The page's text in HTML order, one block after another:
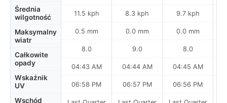
Średnia
wilgotność
Maksymalny
wiatr
Całkowite
opady
Wskaźnik
UV
Wschód
11.5 kph
0.5 mm
8.0
04:43 AM
06:58 PM
8.3 kph
0.0 mm
9.0
04:44 AM
06:57 PM
9.7 kph
0.0 mm
8.0
04:45 AM
06:56 PM